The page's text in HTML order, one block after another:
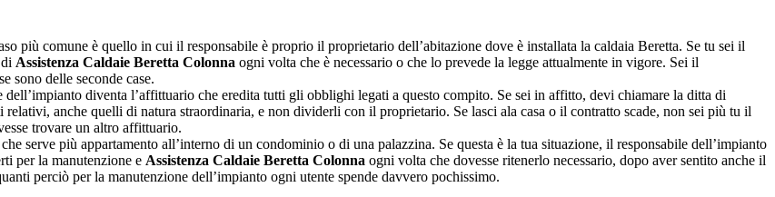
più comune è quello in cui il responsabile è proprio il proprietario dell’abitazione dove è installata la caldaia Beretta. Se tu sei il
Assistenza Caldaie Beretta Colonna ogni volta che è necessario o che lo prevede la legge attualmente in vigore. Sei il
sono delle seconde case.
diventa l’affittuario che eredita tutti gli obblighi legati a questo compito. Se sei in affitto, devi chiamare la ditta di
relativi, anche quelli di natura straordinaria, e non dividerli con il proprietario. Se lasci ala casa o il contratto scade, non sei più tu il
trovare un altro affittuario.
serve più appartamento all’interno di un condominio o di una palazzina. Se questa è la tua situazione, il responsabile dell’impianto
per la manutenzione e Assistenza Caldaie Beretta Colonna ogni volta che dovesse ritenerlo necessario, dopo aver sentito anche il
perciò per la manutenzione dell’impianto ogni utente spende davvero pochissimo.